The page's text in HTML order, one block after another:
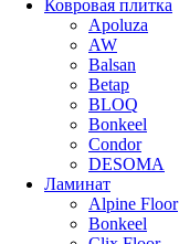
Ковровая плитка
Apoluza
AW
Balsan
Betap
BLOQ
Bonkeel
Condor
DESOMA
Ламинат
Alpine Floor
Bonkeel